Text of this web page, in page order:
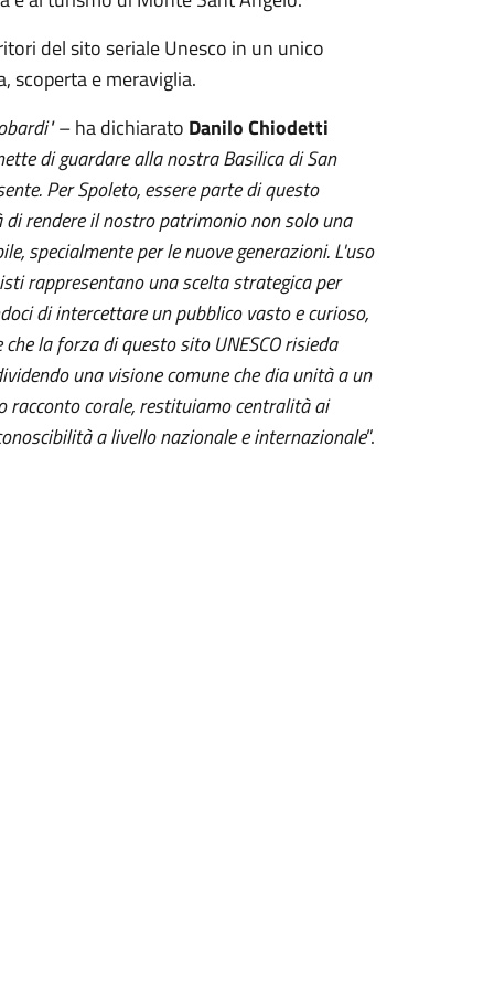
del sito seriale Unesco in un unico
scoperta e meraviglia.
– ha dichiarato Danilo Chiodetti
di guardare alla nostra Basilica di San
Per Spoleto, essere parte di questo
rendere il nostro patrimonio non solo una
specialmente per le nuove generazioni.L'uso
rappresentano una scelta strategica per
di intercettare un pubblico vasto e curioso,
la forza di questo sito UNESCO risieda
una visione comune che dia unità a un
corale, restituiamo centralità ai
a livello nazionale e internazionale”.